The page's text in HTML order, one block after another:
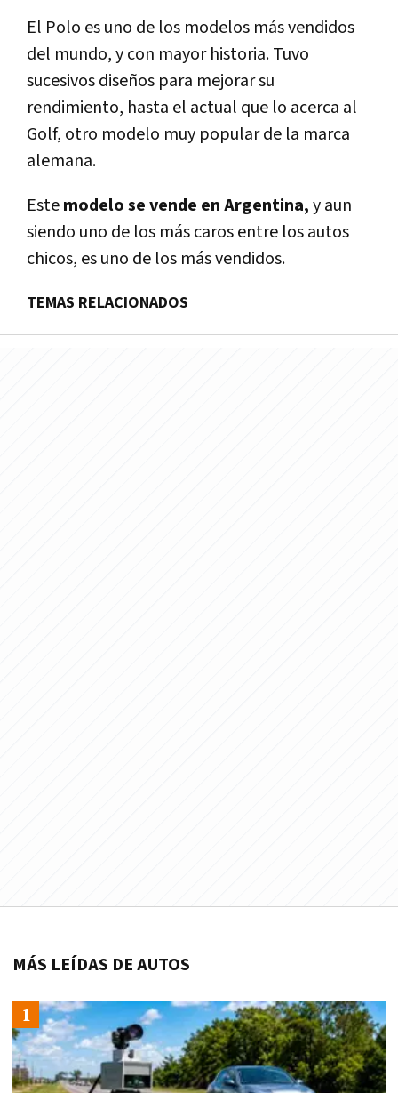
El Polo es uno de los modelos más vendidos
del mundo, y con mayor historia. Tuvo
sucesivos diseños para mejorar su
rendimiento, hasta el actual que lo acerca al
Golf, otro modelo muy popular de la marca
alemana.
Estemodelo se vende en Argentina,y aun
siendo uno de los más caros entre los autos
chicos, es uno de los más vendidos.
TEMAS RELACIONADOS
MÁS LEÍDAS DE AUTOS